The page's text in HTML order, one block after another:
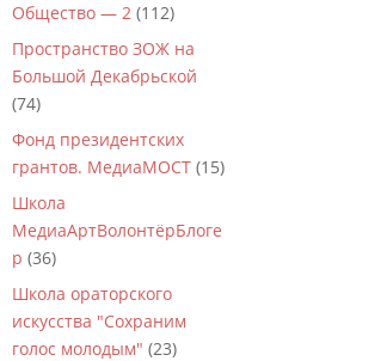
Общество — 2 (112)
Пространство ЗОЖ на
Большой Декабрьской
(74)
Фонд президентских
грантов. МедиаМОСТ (15)
Школа
МедиаАртВолонтёрБлоге
р (36)
Школа ораторского
искусства "Сохраним
голос молодым" (23)